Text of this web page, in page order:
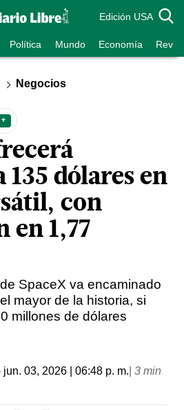
Edición USA
Política Mundo Economía
Negocios
+
135 dólares en
con
en 1,77
SpaceX va encaminado
mayor de la historia, si
millones de dólares
jun. 03, 2026 | 06:48 p. m. 3 min